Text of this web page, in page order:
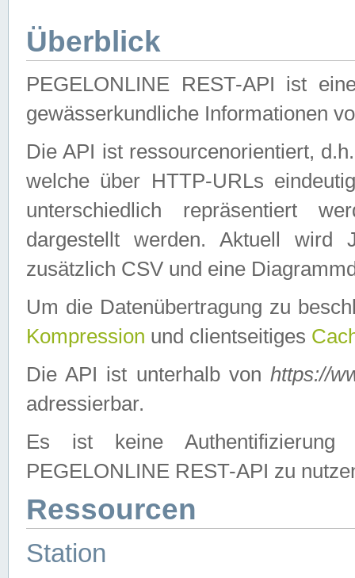
Überblick
PEGELONLINE REST-API ist
gewässerkundliche Informationen
Die API ist ressourcenorientiert,
welche über HTTP-URLs
unterschiedlich repräsentiert
dargestellt werden. Aktuell wird
zusätzlich CSV und eine
Um die Datenübertragung zu
Kompression und clientseitiges
Die API ist unterhalb von https://
adressierbar.
Es ist keine
PEGELONLINE REST-API zu
Ressourcen
Station